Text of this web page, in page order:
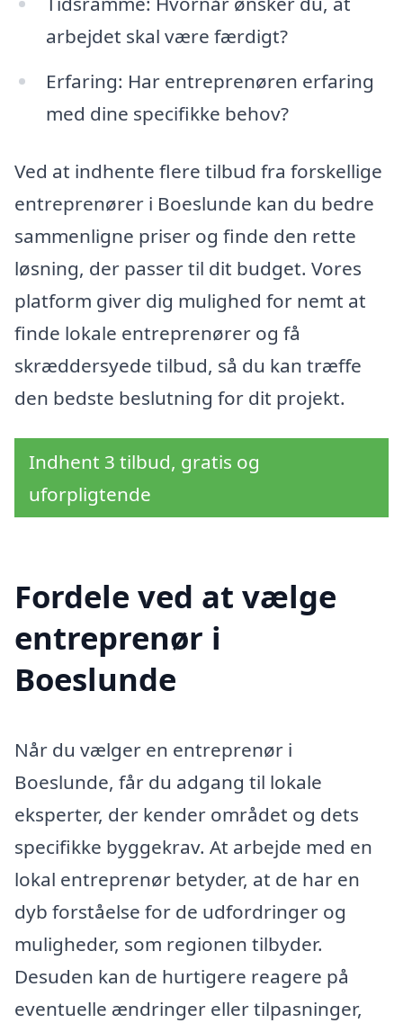
arbejdet skal være færdigt?
Erfaring: Har entreprenøren erfaring
med dine specifikke behov?
Ved at indhente flere tilbud fra forskellige
entreprenører i Boeslunde kan du bedre
sammenligne priser og finde den rette
løsning, der passer til dit budget. Vores
platform giver dig mulighed for nemt at
finde lokale entreprenører og få
skræddersyede tilbud, så du kan træffe
den bedste beslutning for dit projekt.
Indhent 3 tilbud, gratis og
uforpligtende
Fordele ved at vælge
entreprenør i
Boeslunde
Når du vælger en entreprenør i
Boeslunde, får du adgang til lokale
eksperter, der kender området og dets
specifikke byggekrav. At arbejde med en
lokal entreprenør betyder, at de har en
dyb forståelse for de udfordringer og
muligheder, som regionen tilbyder.
Desuden kan de hurtigere reagere på
eventuelle ændringer eller tilpasninger,